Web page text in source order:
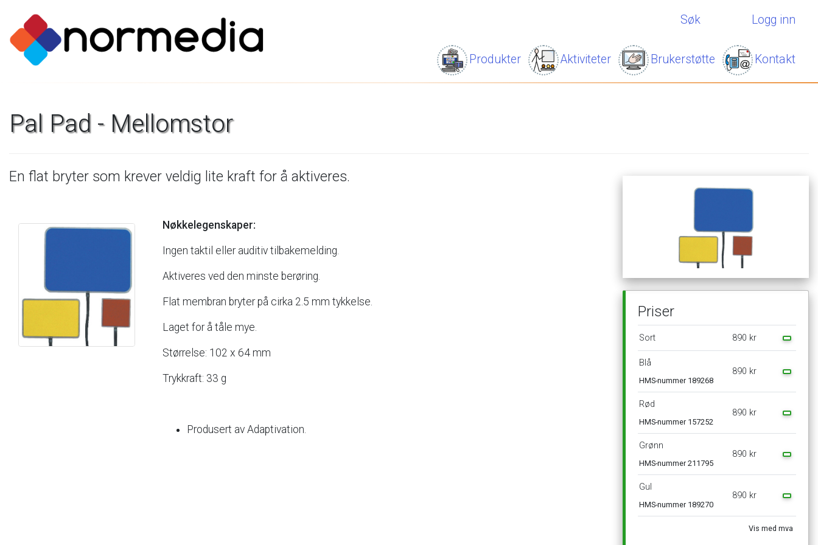
Søk Logg inn
Produkter Aktiviteter Brukerstøtte Kontakt
Pal Pad - Mellomstor
En flat bryter som krever veldig lite kraft for å aktiveres.
Nøkkelegenskaper:
Ingen taktil eller auditiv tilbakemelding.
Aktiveres ved den minste berøring.
Flat membran bryter på cirka 2.5 mm tykkelse.
Laget for å tåle mye.
Størrelse: 102 x 64 mm
Trykkraft: 33 g
Produsert av Adaptivation.
Priser
Sort 890 kr
Blå
HMS-nummer 189268
890 kr
Rød
HMS-nummer 157252
890 kr
Grønn
HMS-nummer 211795
890 kr
Gul
HMS-nummer 189270
890 kr
Vis med mva